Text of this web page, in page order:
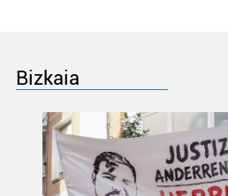
Bizkaia